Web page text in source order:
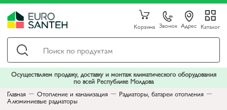
Корзина Звонок Адрес Каталог
Осуществляем продажу, доставку и монтаж климатического оборудования
по всей Республике Молдова
Главная
Отопление и канализация Радиаторы, батареи отопления
Алюминиевые радиаторы